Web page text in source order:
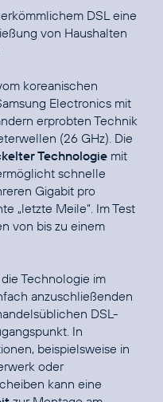
DSL eine
von Haushalten
koreanischen
Electronics mit
erprobten Technik
(26 GHz). Die
Technologie mit
schnelle
Gigabit pro
„letzte Meile“. Im Test
von bis zu einem
Technologie im
anzuschließenden
DSL-
In
beispielsweise in
oder
kann eine